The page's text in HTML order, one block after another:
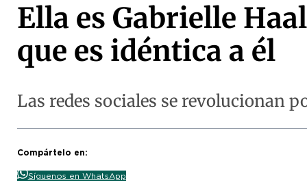
Ella es Gabrielle
que es idéntica a él
Las redes sociales se revolucionan
Compártelo en:
Síguenos en WhatsApp